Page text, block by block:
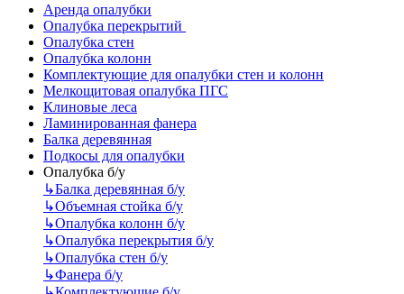
Аренда опалубки
Опалубка перекрытий
Опалубка стен
Опалубка колонн
Комплектующие для опалубки стен и колонн
Мелкощитовая опалубка ПГС
Клиновые леса
Ламинированная фанера
Балка деревянная
Подкосы для опалубки
Опалубка б/у
↳Балка деревянная б/у
↳Объемная стойка б/у
↳Опалубка колонн б/у
↳Опалубка перекрытия б/у
↳Опалубка стен б/у
↳Фанера б/у